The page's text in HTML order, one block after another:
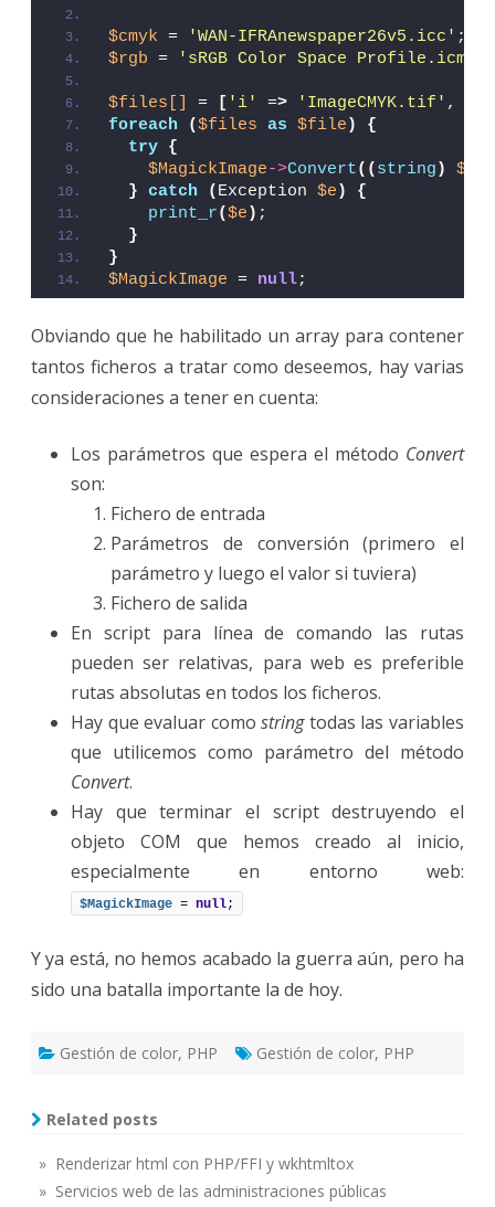
$cmyk = 'WAN-IFRAnewspaper26v5.icc' ;
$rgb = 'sRGB Color Space Profile.icm'
$files[] = [ 'i' => 'ImageCMYK.tif' ,
foreach
($files as $file )
{
try {
$MagickImage->Convert(( string )
}
catch ( Exception $e )
{
print_r($e ) ;
}
}
$MagickImage = null;
Obviando que he habilitado un array para contener
tantos ficheros a tratar como deseemos, hay varias
consideraciones a tener en cuenta:
Los parámetros que espera el método Convert
son:
Fichero de entrada
Parámetros de conversión (primero el
parámetro y luego el valor si tuviera)
Fichero de salida
En script para línea de comando las rutas
pueden ser relativas, para web es preferible
rutas absolutas en todos los ficheros.
Hay que evaluar comostringtodas las variables
que utilicemos como parámetro del método
Convert.
Hay que terminar el script destruyendo el
objeto COM que hemos creado al inicio,
especialmente en entorno web:
$MagickImage = null;
Y ya está, no hemos acabado la guerra aún, pero ha
sido una batalla importante la de hoy.
Gestión de color, PHP Gestión de color, PHP
Related posts
» Renderizar html con PHP/FFI y wkhtmltox
» Servicios web de las administraciones públicas